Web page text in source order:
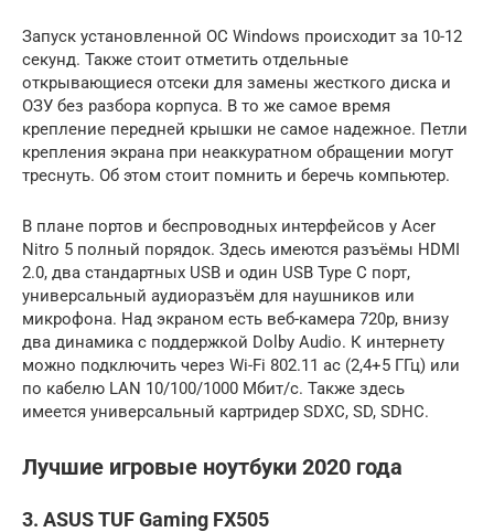
Запуск установленной ОС Windows происходит за 10-12
секунд. Также стоит отметить отдельные
открывающиеся отсеки для замены жесткого диска и
ОЗУ без разбора корпуса. В то же самое время
крепление передней крышки не самое надежное. Петли
крепления экрана при неаккуратном обращении могут
треснуть. Об этом стоит помнить и беречь компьютер.
В плане портов и беспроводных интерфейсов у Acer
Nitro 5 полный порядок. Здесь имеются разъёмы HDMI
2.0, два стандартных USB и один USB Type C порт,
универсальный аудиоразъём для наушников или
микрофона. Над экраном есть веб-камера 720p, внизу
два динамика с поддержкой Dolby Audio. К интернету
можно подключить через Wi-Fi 802.11 ac (2,4+5 ГГц) или
по кабелю LAN 10/100/1000 Мбит/с. Также здесь
имеется универсальный картридер SDXC, SD, SDHC.
Лучшие игровые ноутбуки 2020 года
3. ASUS TUF Gaming FX505